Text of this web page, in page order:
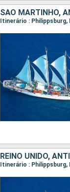
REINO UNIDO,